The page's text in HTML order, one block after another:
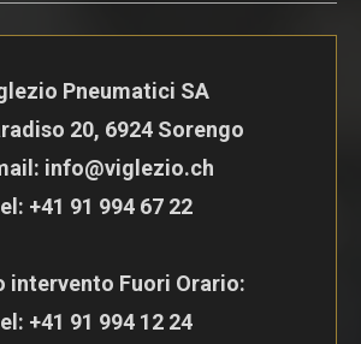
Pneumatici SA
20, 6924 Sorengo
info@viglezio.ch
+41 91 994 67 22
intervento Fuori Orario:
+41 91 994 12 24